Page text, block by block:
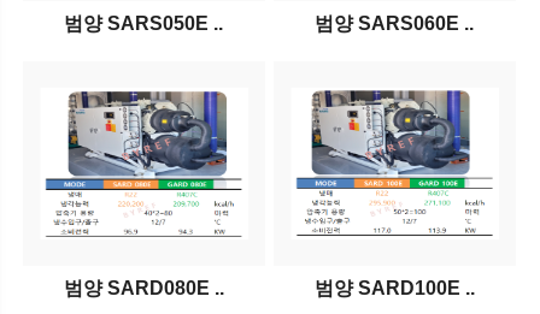
범양 SARS050E .. 범양 SARS060E ..
범양 SARD080E .. 범양 SARD100E ..